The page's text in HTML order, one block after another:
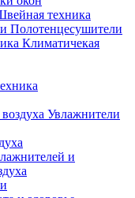
техника
Полотенцесушители
Климатичекая
Увлажнители
и